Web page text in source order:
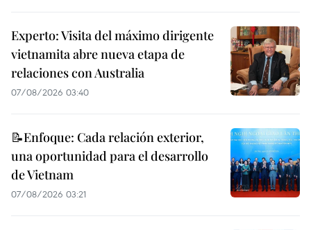
Experto: Visita del máximo dirigente
vietnamita abre nueva etapa de
relaciones con Australia
07/08/2026 03:40
📝Enfoque: Cada relación exterior,
una oportunidad para el desarrollo
de Vietnam
07/08/2026 03:21